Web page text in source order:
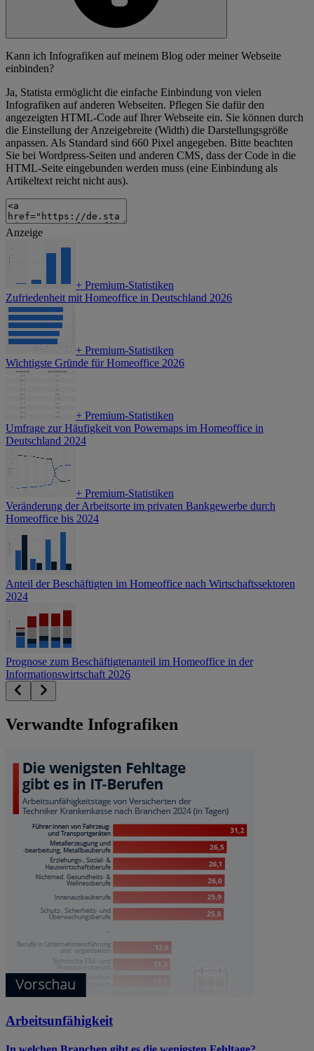
Kann ich Infografiken auf meinem Blog oder meiner Webseite
einbinden?
Ja, Statista ermöglicht die einfache Einbindung von vielen
Infografiken auf anderen Webseiten. Pflegen Sie dafür den
angezeigten HTML-Code auf Ihrer Webseite ein. Sie können durch
die Einstellung der Anzeigebreite (Width) die Darstellungsgröße
anpassen. Als Standard sind 660 Pixel angegeben. Bitte beachten
Sie bei Wordpress-Seiten und anderen CMS, dass der Code in die
HTML-Seite eingebunden werden muss (eine Einbindung als
Artikeltext reicht nicht aus).
Anzeige
+ Premium-Statistiken
Zufriedenheit mit Homeoffice in Deutschland 2026
+ Premium-Statistiken
Wichtigste Gründe für Homeoffice 2026
+ Premium-Statistiken
Umfrage zur Häufigkeit von Powernaps im Homeoffice in
Deutschland 2024
+ Premium-Statistiken
Veränderung der Arbeitsorte im privaten Bankgewerbe durch
Homeoffice bis 2024
Anteil der Beschäftigten im Homeoffice nach Wirtschaftssektoren
2024
Prognose zum Beschäftigtenanteil im Homeoffice in der
Informationswirtschaft 2026
Verwandte Infografiken
Arbeitsunfähigkeit